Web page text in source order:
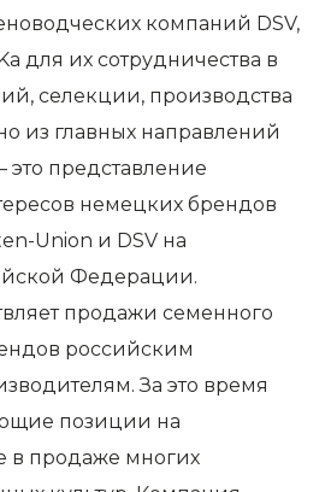
компаний DSV,
для их сотрудничества в
селекции, производства
из главных направлений
это представление
немецких брендов
Union и DSV на
Федерации.
продажи семенного
российским
За это время
позиции на
в продаже многих